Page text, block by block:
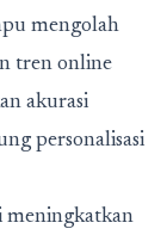
mengolah
tren online
akurasi
personalisasi
meningkatkan